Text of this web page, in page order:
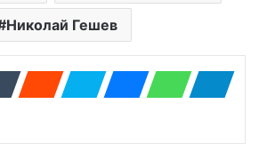
Николай Гешев